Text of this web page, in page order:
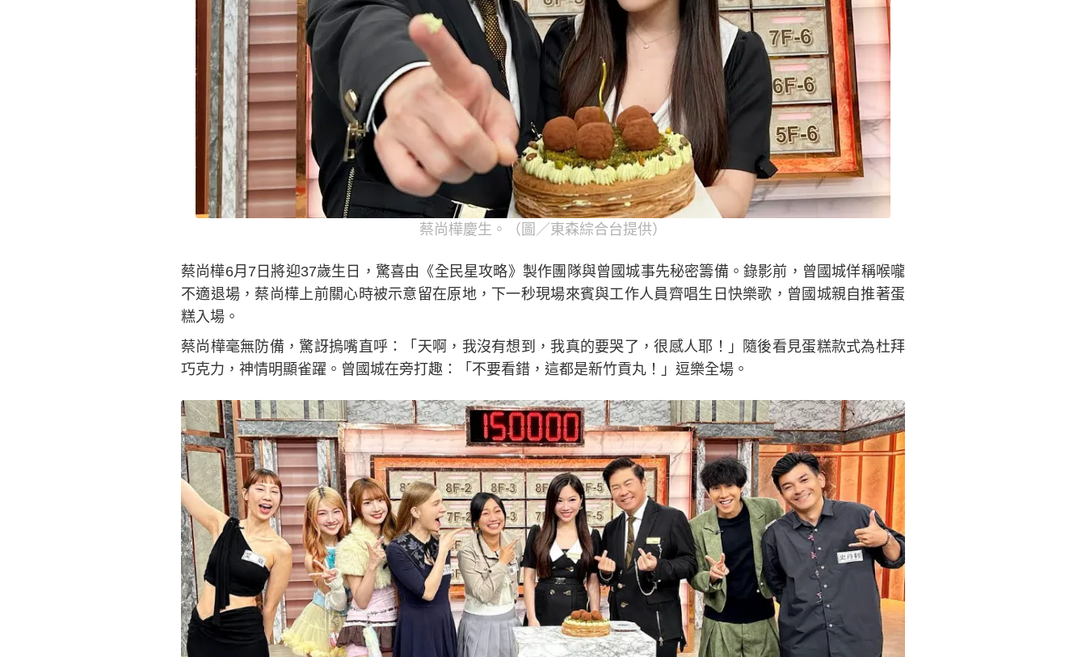
蔡尚樺慶生。（圖／東森綜合台提供）
蔡尚樺6月7日將迎37歲生日，驚喜由《全民星攻略》製作團隊與曾國城事先秘密籌備。錄影前，曾國城佯稱喉嚨
不適退場，蔡尚樺上前關心時被示意留在原地，下一秒現場來賓與工作人員齊唱生日快樂歌，曾國城親自推著蛋
糕入場。
蔡尚樺毫無防備，驚訝摀嘴直呼：「天啊，我沒有想到，我真的要哭了，很感人耶！」隨後看見蛋糕款式為杜拜
巧克力，神情明顯雀躍。曾國城在旁打趣：「不要看錯，這都是新竹貢丸！」逗樂全場。